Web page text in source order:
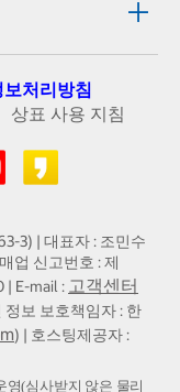
처리방침
상표 사용 지침
3) | 대표자 : 조민수
업 신고번호 : 제
| E-mail : 고객센터
정보 보호책임자 : 한
) | 호스팅제공자 :
영(심사받지 않은 물리